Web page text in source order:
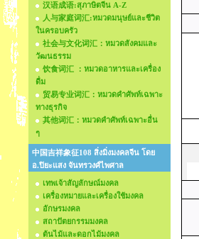
汉语成语:สุภาษิตจีน A-Z
人与家庭词汇:หมวดมนุษย์และชีวิต
ในครอบครัว
社会与文化词汇：หมวดสังคมและ
วัฒนธรรม
饮食词汇 ：หมวดอาหารและเครื่อง
ดื่ม
贸易专业词汇：หมวดคำศัพท์เฉพาะ
ทางธุรกิจ
其他词汇：หมวดคำศัพท์เฉพาะอื่น
ๆ
中国吉祥象征108 สิ่งมิ่งมงคลจีน โดย
อ.ปิยะแสง จันทรวงศ์ไพศาล
เทพเจ้าสัญลักษณ์มงคล
เครื่องหมายและเครื่องใช้มงคล
อักษรมงคล
สถาปัตยกรรมมงคล
ต้นไม้และดอกไม้มงคล